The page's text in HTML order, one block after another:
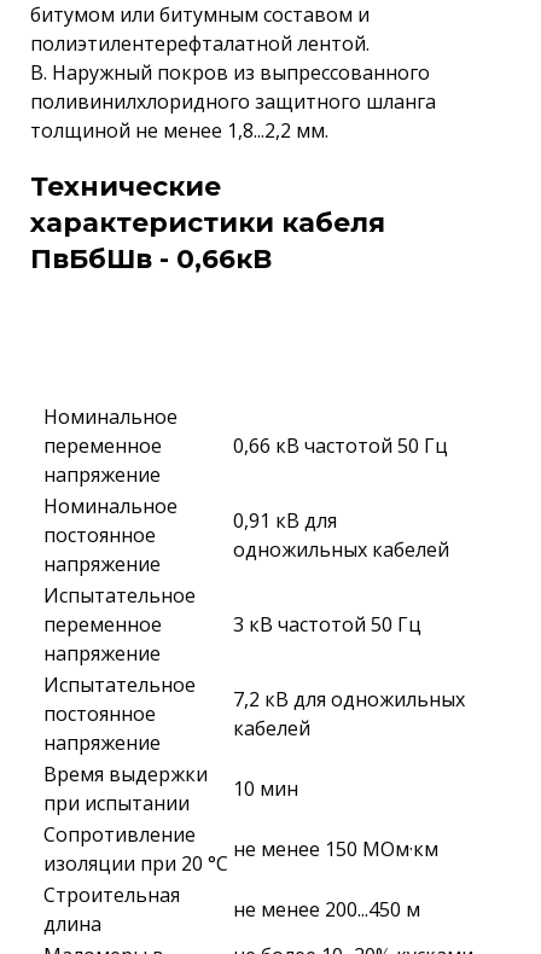
битумом или битумным составом и
полиэтилентерефталатной лентой.
В. Наружный покров из выпрессованного
поливинилхлоридного защитного шланга
толщиной не менее 1,8...2,2 мм.
Технические
характеристики кабеля
ПвБбШв - 0,66кВ
Номинальное
переменное
напряжение
0,66 кВ частотой 50 Гц
Номинальное
постоянное
напряжение
0,91 кВ для
одножильных кабелей
Испытательное
переменное
напряжение
3 кВ частотой 50 Гц
Испытательное
постоянное
напряжение
7,2 кВ для одножильных
кабелей
Время выдержки
при испытании
10 мин
Сопротивление
изоляции при 20 °С
не менее 150 МОм·км
Строительная
длина
не менее 200...450 м